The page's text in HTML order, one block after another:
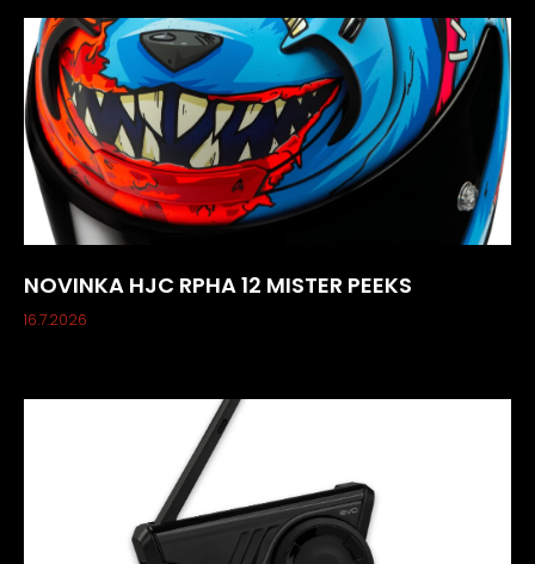
NOVINKA HJC RPHA 12 MISTER PEEKS
16.7.2026